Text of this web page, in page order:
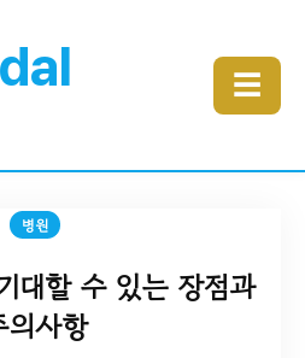
☰
병원
대할 수 있는 장점과
의사항